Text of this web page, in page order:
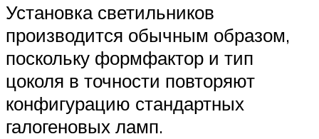
Установка светильников
производится обычным образом,
поскольку формфактор и тип
цоколя в точности повторяют
конфигурацию стандартных
галогеновых ламп.